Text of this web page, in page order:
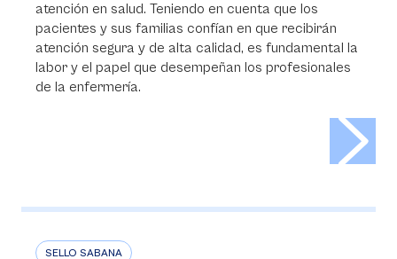
atención en salud. Teniendo en cuenta que los
pacientes y sus familias confían en que recibirán
atención segura y de alta calidad, es fundamental la
labor y el papel que desempeñan los profesionales
de la enfermería.
SELLO SABANA